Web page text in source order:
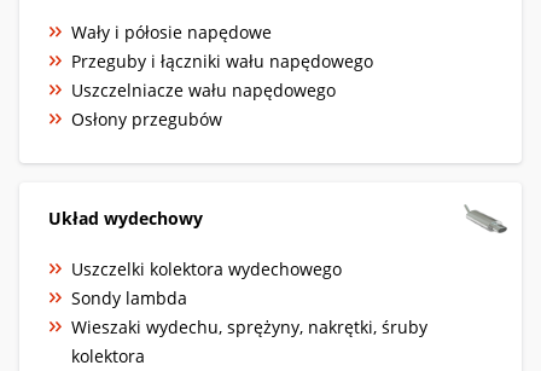
Wały i półosie napędowe
Przeguby i łączniki wału napędowego
Uszczelniacze wału napędowego
Osłony przegubów
Układ wydechowy
Uszczelki kolektora wydechowego
Sondy lambda
Wieszaki wydechu, sprężyny, nakrętki, śruby
kolektora